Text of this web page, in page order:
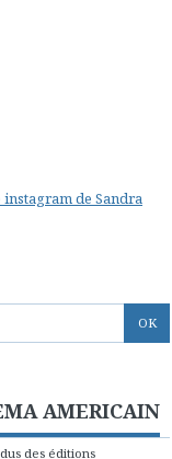
de Sandra
AMERICAIN
des éditions